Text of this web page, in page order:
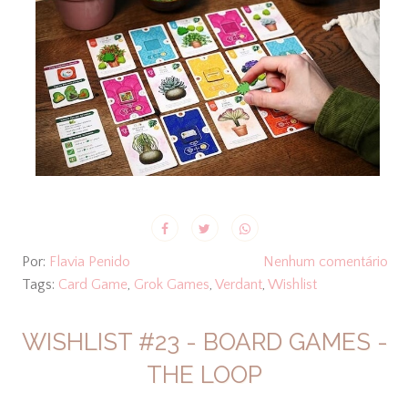
Por: Flavia Penido
Nenhum comentário
Tags: Card Game, Grok Games, Verdant, Wishlist
WISHLIST #23 - BOARD GAMES -
THE LOOP